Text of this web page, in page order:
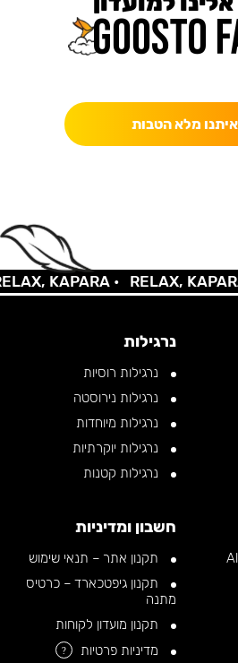
מלא הטבות
KAPARA • RELAX, KAPARA •
נרגילות
נרגילות רוסיות
נרגילות נירוסטה
נרגילות מיוחדות
נרגילות יוקרתיות
נרגילות קטנות
חשבון ומדיניות
תקנון אתר – תנאי שימוש
תקנון גיפטכארד – כרטיס
מתנה
תקנון מועדון לקוחות
מדיניות פרטיות
?